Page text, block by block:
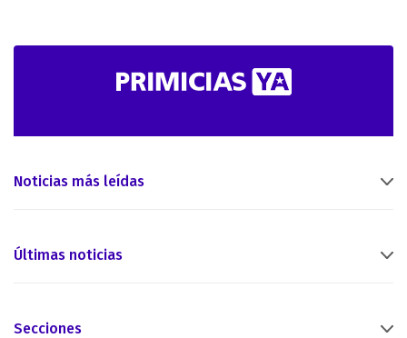
Noticias más leídas
Últimas noticias
Secciones